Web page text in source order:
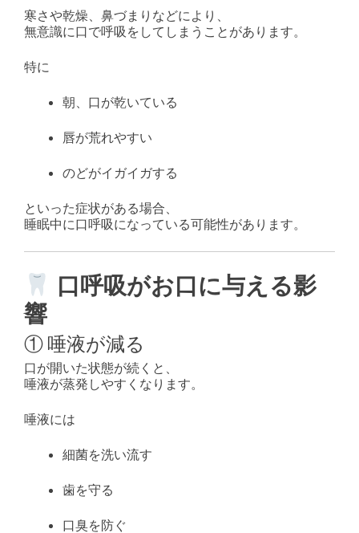
寒さや乾燥、鼻づまりなどにより、
無意識に口で呼吸をしてしまうことがあります。
特に
朝、口が乾いている
唇が荒れやすい
のどがイガイガする
といった症状がある場合、
睡眠中に口呼吸になっている可能性があります。
口呼吸がお口に与える影
響
① 唾液が減る
口が開いた状態が続くと、
唾液が蒸発しやすくなります。
唾液には
細菌を洗い流す
歯を守る
口臭を防ぐ